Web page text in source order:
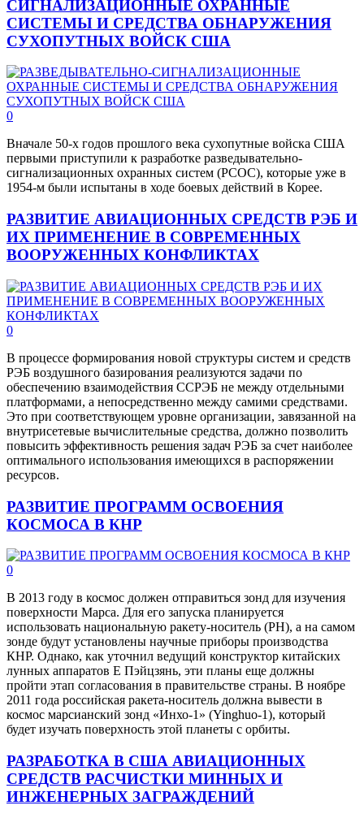
СИГНАЛИЗАЦИОННЫЕ ОХРАННЫЕ
СИСТЕМЫ И СРЕДСТВА ОБНАРУЖЕНИЯ
СУХОПУТНЫХ ВОЙСК США
0
Вначале 50-х годов прошлого века сухопутные войска США
первыми приступили к разработке разведывательно-
сигнализационных охранных систем (РСОС), которые уже в
1954-м были испытаны в ходе боевых действий в Корее.
РАЗВИТИЕ АВИАЦИОННЫХ СРЕДСТВ РЭБ И
ИХ ПРИМЕНЕНИЕ В СОВРЕМЕННЫХ
ВООРУЖЕННЫХ КОНФЛИКТАХ
0
В процессе формирования новой структуры систем и средств
РЭБ воздушного базирования реализуются задачи по
обеспечению взаимодействия ССРЭБ не между отдельными
платформами, а непосредственно между самими средствами.
Это при соответствующем уровне организации, завязанной на
внутрисетевые вычислительные средства, должно позволить
повысить эффективность решения задач РЭБ за счет наиболее
оптимального использования имеющихся в распоряжении
ресурсов.
РАЗВИТИЕ ПРОГРАММ ОСВОЕНИЯ
КОСМОСА В КНР
0
В 2013 году в космос должен отправиться зонд для изучения
поверхности Марса. Для его запуска планируется
использовать национальную ракету-носитель (РН), а на самом
зонде будут установлены научные приборы производства
КНР. Однако, как уточнил ведущий конструктор китайских
лунных аппаратов Е Пэйцзянь, эти планы еще должны
пройти этап согласования в правительстве страны. В ноябре
2011 года российская ракета-носитель должна вывести в
космос марсианский зонд «Инхо-1» (Yinghuo-1), который
будет изучать поверхность этой планеты с орбиты.
РАЗРАБОТКА В США АВИАЦИОННЫХ
СРЕДСТВ РАСЧИСТКИ МИННЫХ И
ИНЖЕНЕРНЫХ ЗАГРАЖДЕНИЙ